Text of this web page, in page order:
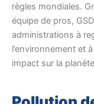
règles mondiales.
équipe de pros,
administrations à
l’environnement et
impact sur la